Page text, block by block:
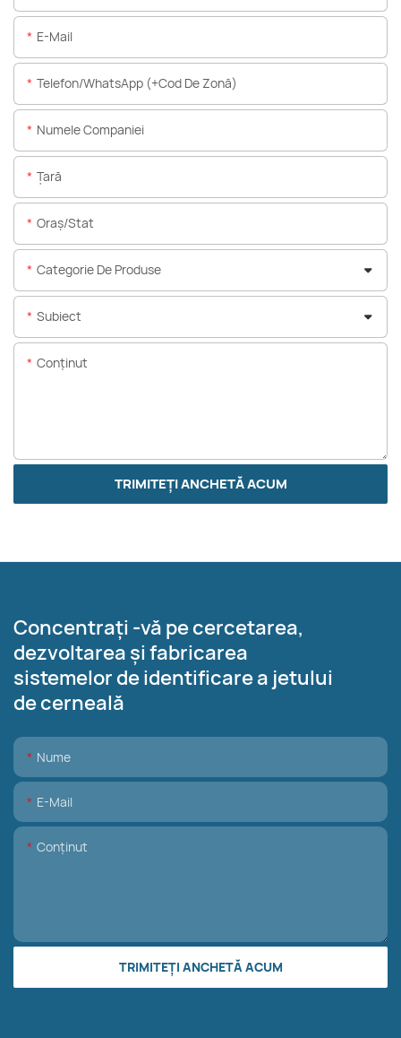
E-Mail
Telefon/WhatsApp (+Cod De Zonă)
Numele Companiei
Ţară
Oraș/stat
Categorie De Produse
Subiect
Conţinut
TRIMITEȚI ANCHETĂ ACUM
Concentrați -vă pe cercetarea,
dezvoltarea și fabricarea
sistemelor de identificare a jetului
de cerneală
Nume
E-Mail
Conţinut
TRIMITEȚI ANCHETĂ ACUM